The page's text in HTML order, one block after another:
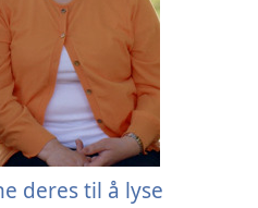
deres til å lyse